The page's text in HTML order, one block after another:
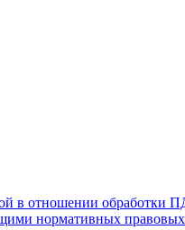
в отношении обработки
нормативных